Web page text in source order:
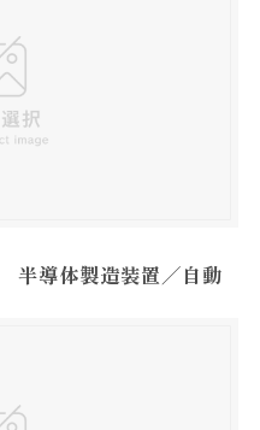
導体製造装置／自動